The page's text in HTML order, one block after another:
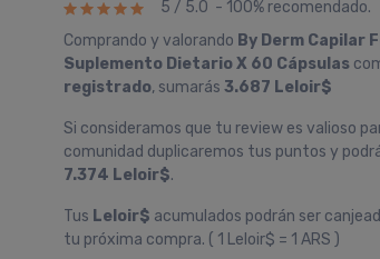
5 / 5.0 - 100% recomendado.
Comprando y valorando By Derm Capilar
Suplemento Dietario X 60 Cápsulas
registrado, sumarás 3.687 Leloir$
Si consideramos que tu review es valioso
comunidad duplicaremos tus puntos y
7.374 Leloir$.
Tus Leloir$ acumulados podrán ser
tu próxima compra. ( 1 Leloir$ = 1 ARS )